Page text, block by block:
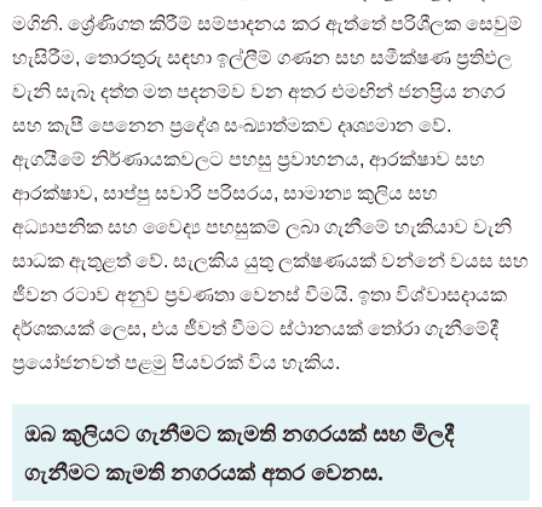
මගිනි. ශ්‍රේණිගත කිරීම් සම්පාදනය කර ඇත්තේ පරිශීලක සෙවුම්
හැසිරීම, තොරතුරු සඳහා ඉල්ලීම් ගණන සහ සමීක්ෂණ ප්‍රතිඵල
වැනි සැබෑ දත්ත මත පදනම්ව වන අතර එමඟින් ජනප්‍රිය නගර
සහ කැපී පෙනෙන ප්‍රදේශ සංඛ්‍යාත්මකව දෘශ්‍යමාන වේ.
ඇගයීමේ නිර්ණායකවලට පහසු ප්‍රවාහනය, ආරක්ෂාව සහ
ආරක්ෂාව, සාප්පු සවාරි පරිසරය, සාමාන්‍ය කුලිය සහ
අධ්‍යාපනික සහ වෛද්‍ය පහසුකම් ලබා ගැනීමේ හැකියාව වැනි
සාධක ඇතුළත් වේ. සැලකිය යුතු ලක්ෂණයක් වන්නේ වයස සහ
ජීවන රටාව අනුව ප්‍රවණතා වෙනස් වීමයි. ඉතා විශ්වාසදායක
දර්ශකයක් ලෙස, එය ජීවත් වීමට ස්ථානයක් තෝරා ගැනීමේදී
ප්‍රයෝජනවත් පළමු පියවරක් විය හැකිය.
ඔබ කුලියට ගැනීමට කැමති නගරයක් සහ මිලදී
ගැනීමට කැමති නගරයක් අතර වෙනස.